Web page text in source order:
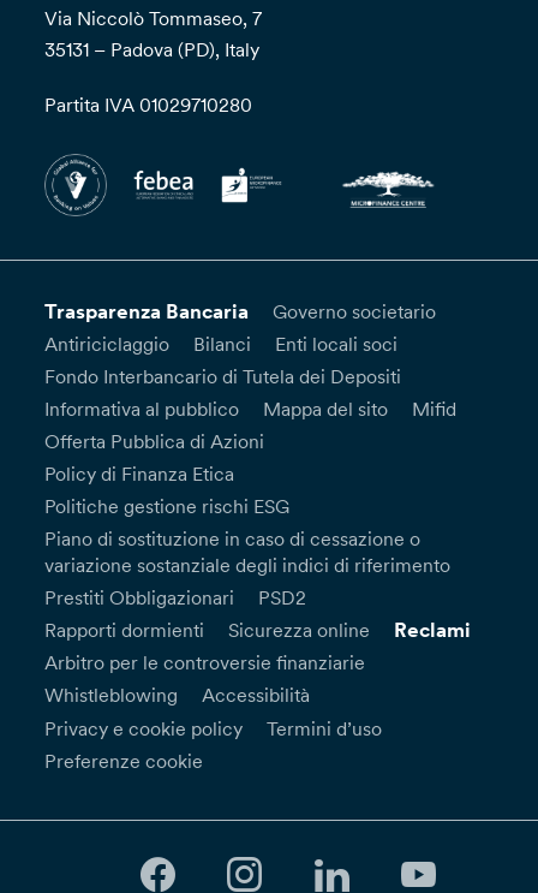
Via Niccolò Tommaseo, 7
35131 – Padova (PD), Italy
Partita IVA 01029710280
Trasparenza Bancaria
Governo societario
Antiriciclaggio
Bilanci
Enti locali soci
Fondo Interbancario di Tutela dei Depositi
Informativa al pubblico
Mappa del sito
Mifid
Offerta Pubblica di Azioni
Policy di Finanza Etica
Politiche gestione rischi ESG
Piano di sostituzione in caso di cessazione o
variazione sostanziale degli indici di riferimento
Prestiti Obbligazionari
PSD2
Rapporti dormienti
Sicurezza online Reclami
Arbitro per le controversie finanziarie
Whistleblowing
Accessibilità
Privacy e cookie policy
Termini d’uso
Preferenze cookie